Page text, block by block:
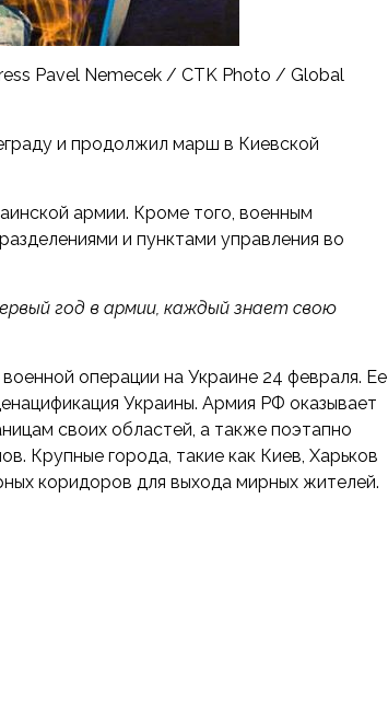
Pavel Nemecek / CTK Photo / Global
и продолжил марш в Киевской
армии. Кроме того, военным
и пунктами управления во
год в армии, каждый знает свою
операции на Украине 24 февраля. Ее
Украины. Армия РФ оказывает
своих областей, а также поэтапно
Крупные города, такие как Киев, Харьков
коридоров для выхода мирных жителей.